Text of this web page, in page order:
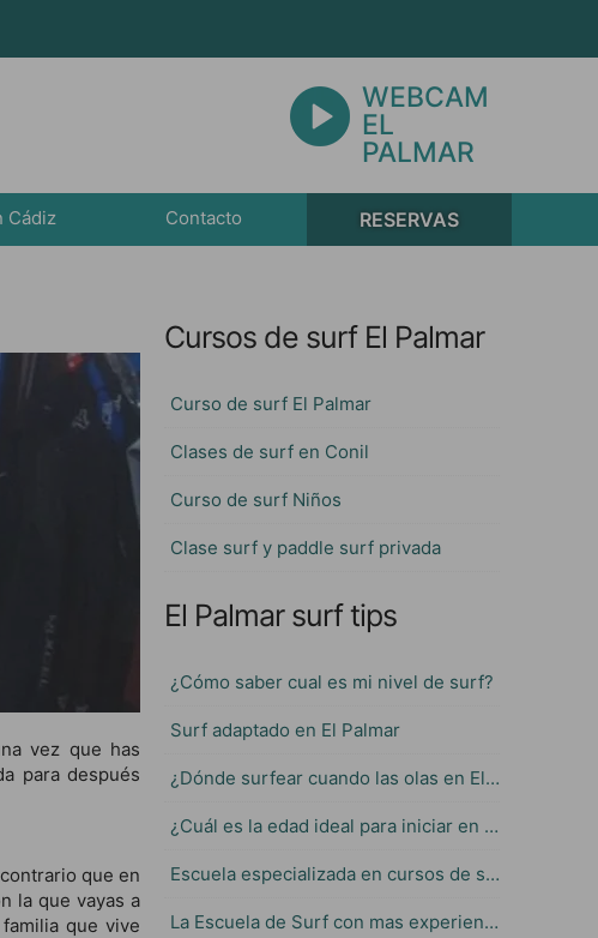
WEBCAM
EL
PALMAR
Cádiz Contacto RESERVAS
vez que has
para después
que en
la que vayas a
que vive
Cursos de surf El Palmar
Curso de surf El Palmar
Clases de surf en Conil
Curso de surf Niños
Clase surf y paddle surf privada
El Palmar surf tips
¿Cómo saber cual es mi nivel de surf?
Surf adaptado en El Palmar
¿Dónde surfear cuando las olas en El Palmar son muy grandes?
¿Cuál es la edad ideal para iniciar en el Surf?
Escuela especializada en cursos de surf para niños
La Escuela de Surf con mas experiencia en El Palmar